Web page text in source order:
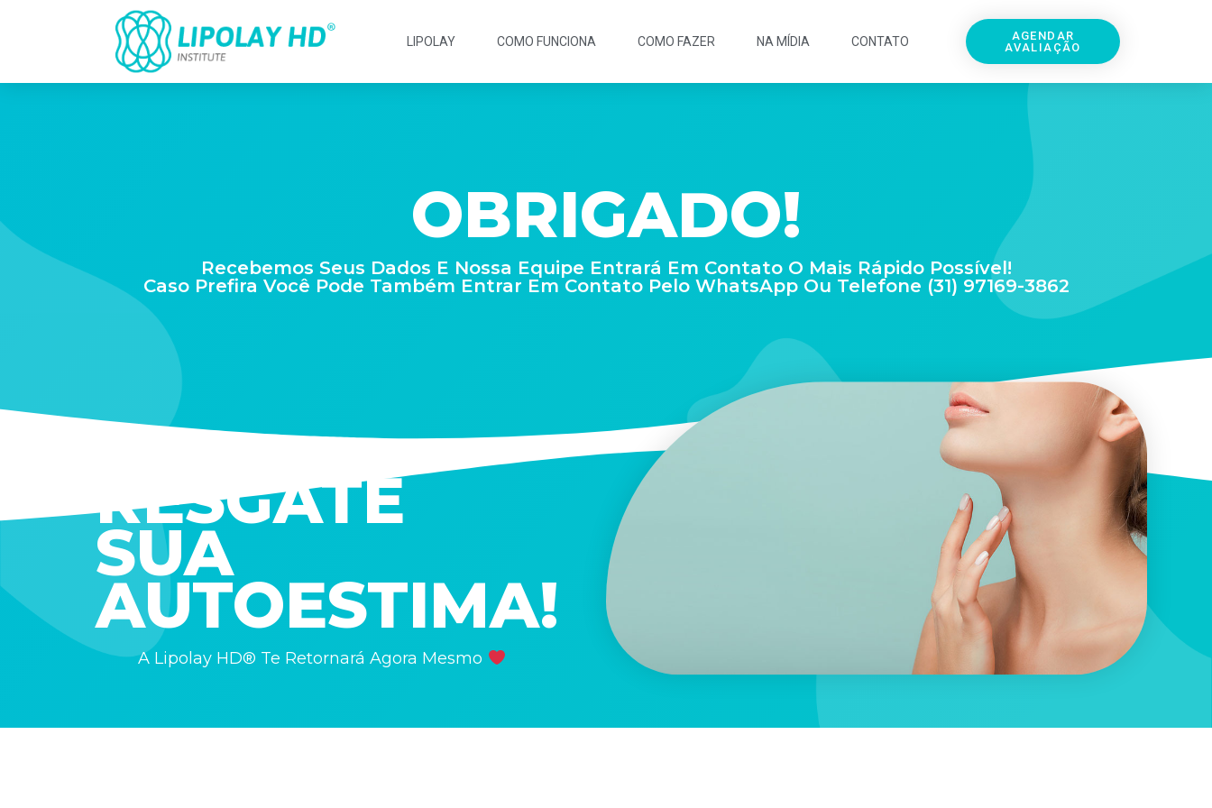
LIPOLAY COMO FUNCIONA COMO FAZER NA MÍDIA CONTATO
AGENDAR
AVALIAÇÃO
OBRIGADO!
Recebemos Seus Dados E Nossa Equipe Entrará Em Contato O Mais Rápido Possível!
Caso Prefira Você Pode Também Entrar Em Contato Pelo WhatsApp Ou Telefone (31) 97169-3862
RESGATE
SUA
AUTOESTIMA!
A Lipolay HD® Te Retornará Agora Mesmo